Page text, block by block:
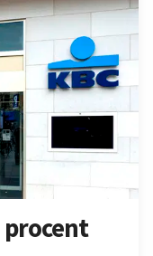
procent